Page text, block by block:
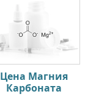
Цена Магния
Карбоната